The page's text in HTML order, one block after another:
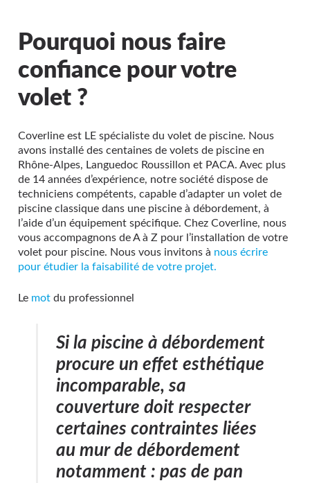
Pourquoi nous faire
confiance pour votre
volet ?
Coverline est LE spécialiste du volet de piscine. Nous
avons installé des centaines de volets de piscine en
Rhône-Alpes, Languedoc Roussillon et PACA. Avec plus
de 14 années d’expérience, notre société dispose de
techniciens compétents, capable d’adapter un volet de
piscine classique dans une piscine à débordement, à
l’aide d’un équipement spécifique. Chez Coverline, nous
vous accompagnons de A à Z pour l’installation de votre
volet pour piscine. Nous vous invitons à nous écrire
pour étudier la faisabilité de votre projet.
Le mot du professionnel
Si la piscine à débordement
procure un effet esthétique
incomparable, sa
couverture doit respecter
certaines contraintes liées
au mur de débordement
notamment : pas de pan